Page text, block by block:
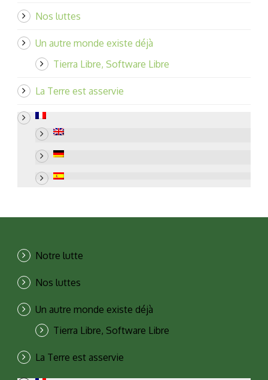
Nos luttes
Un autre monde existe déjà
Tierra Libre, Software Libre
La Terre est asservie
Notre lutte
Nos luttes
Un autre monde existe déjà
Tierra Libre, Software Libre
La Terre est asservie